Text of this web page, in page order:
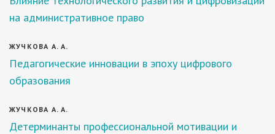
на административное право
ЖУЧКОВА А. А.
Педагогические инновации в эпоху цифрового
образования
ЖУЧКОВА А. А.
Детерминанты профессиональной мотивации и